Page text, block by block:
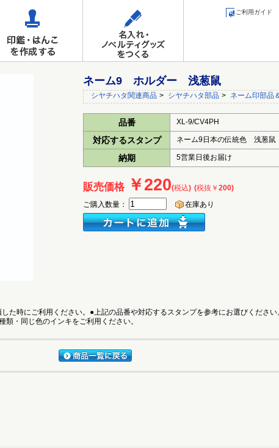
ご利用ガイド
ネーム9 ホルダー 浅葱鼠
シヤチハタ関連商品 > シヤチハタ部品 > ネーム印部品
品番 XL-9/CV4PH
対応するスタンプ ネーム9日本の伝統色 浅葱鼠
納期 5営業日後お届け
販売価格 ￥220(税込) (税抜￥200)
ご購入数量： 在庫あり
た時にご利用ください。●上記の品番や対応するスタンプを参考にお選びくださ
・同じ色のインキをご利用ください。